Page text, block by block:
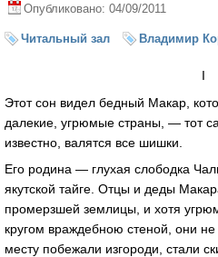
Опубликовано: 04/09/2011
Читальный зал Владимир
I
Этот сон видел бедный Макар,
далекие, угрюмые страны, — тот
известно, валятся все шишки.
Его родина — глухая слободка
якутской тайге. Отцы и деды
промерзшей землицы, и хотя
кругом враждебною стеной, они
месту побежали изгороди, стали